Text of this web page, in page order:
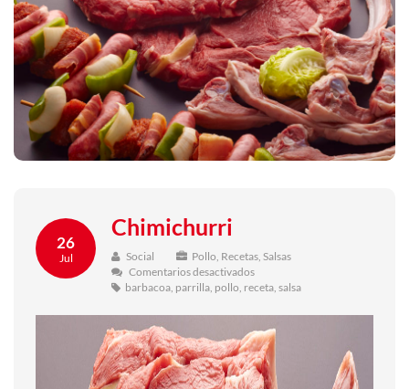
26
Jul
Chimichurri
Social Pollo, Recetas, Salsas
Comentarios desactivadosen
Chimichurri
barbacoa, parrilla, pollo, receta, salsa